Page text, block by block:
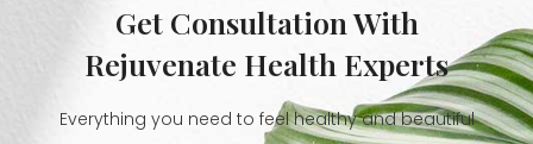
Get Consultation With
Rejuvenate Health Experts
Everything you need to feel healthy and beautiful